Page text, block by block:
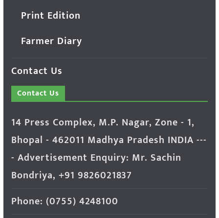
Print Edition
Farmer Diary
Contact Us
Contact Us
14 Press Complex, M.P. Nagar, Zone - 1,
Bhopal - 462011 Madhya Pradesh INDIA ---
- Advertisement Enquiry: Mr. Sachin
Bondriya, +91 9826021837
Phone: (0755) 4248100